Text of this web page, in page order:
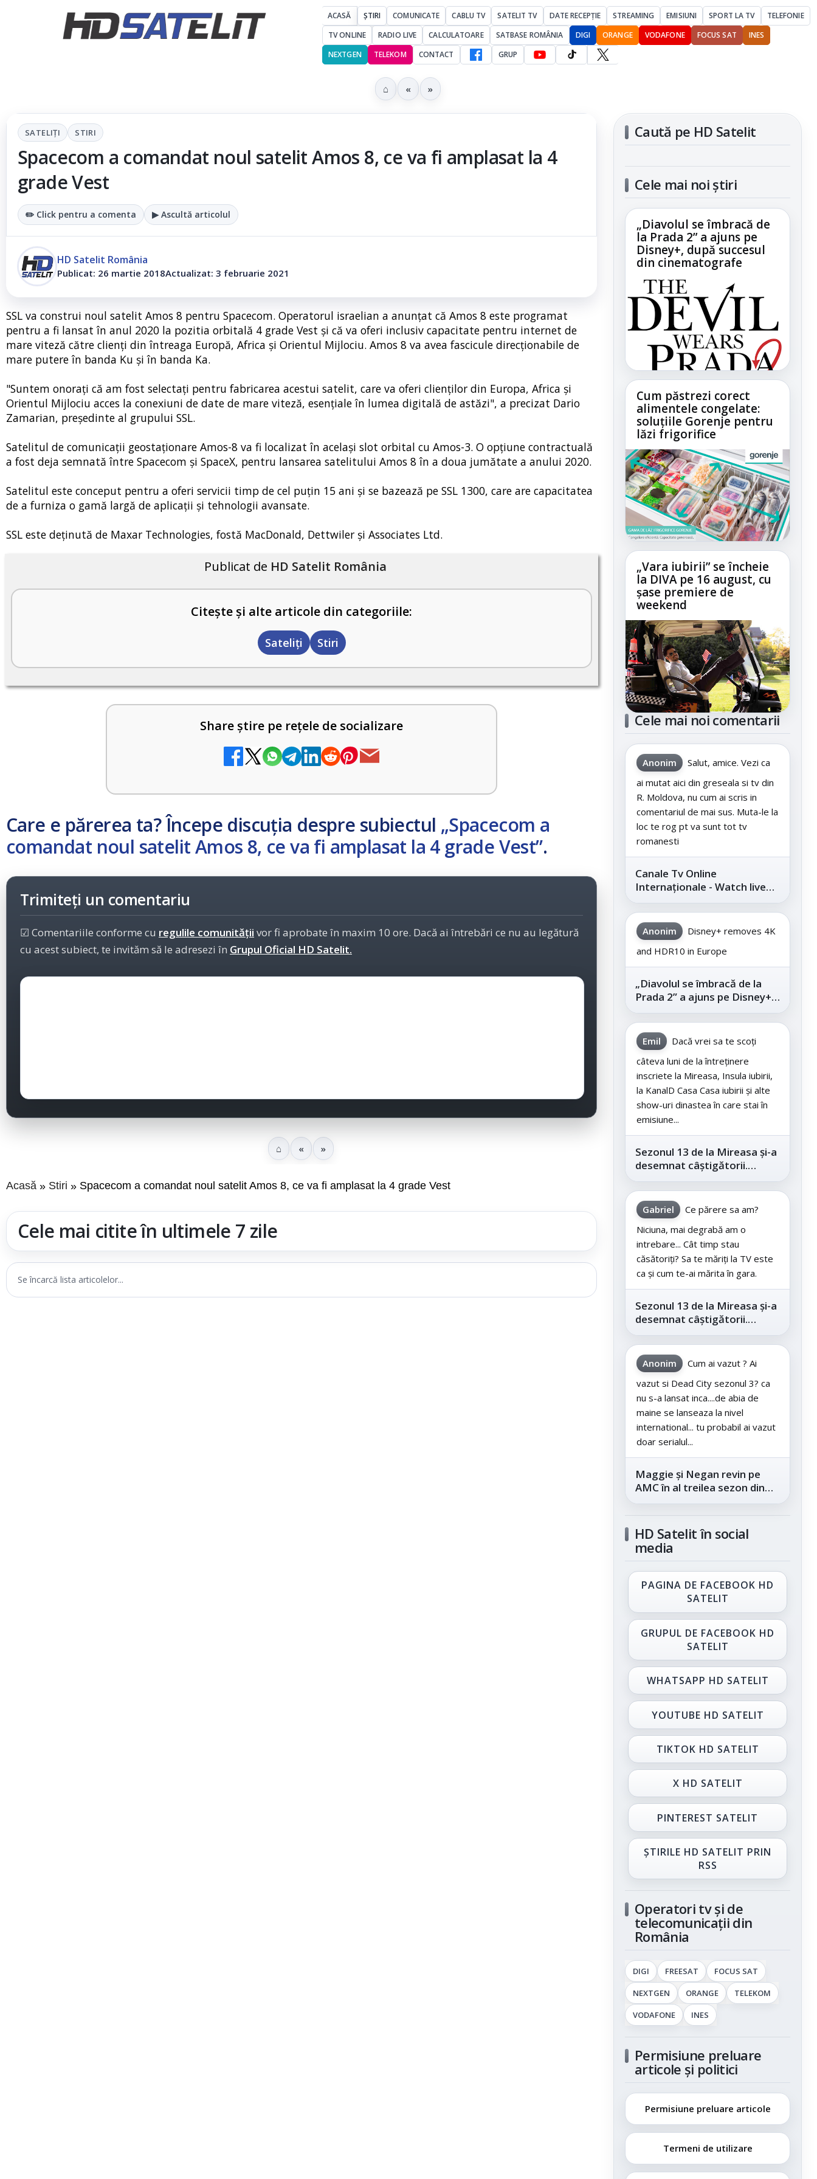
ACASĂ ȘTIRI COMUNICATE CABLU TV SATELIT TV DATE RECEPȚIE STREAMING EMISIUNI SPORT LA TV
TELEFONIE
TV ONLINE
RADIO LIVE CALCULATOARE SATBASE ROMÂNIA DIGI ORANGE VODAFONE FOCUS SAT
INES
NEXTGEN
TELEKOM CONTACT GRUP
⌂ « »
SATELIȚI STIRI
Spacecom a comandat noul satelit Amos 8, ce va fi amplasat la 4
grade Vest
✏️ Click pentru a comenta ▶ Ascultă articolul
HD Satelit România
Publicat: 26 martie 2018Actualizat: 3 februarie 2021
SSL va construi noul satelit Amos 8 pentru Spacecom. Operatorul israelian a anunțat că Amos 8 este programat
pentru a fi lansat în anul 2020 la pozitia orbitală 4 grade Vest și că va oferi inclusiv capacitate pentru internet de
mare viteză către clienți din întreaga Europă, Africa și Orientul Mijlociu. Amos 8 va avea fascicule direcționabile de
mare putere în banda Ku și în banda Ka.
"Suntem onorați că am fost selectați pentru fabricarea acestui satelit, care va oferi clienților din Europa, Africa și
Orientul Mijlociu acces la conexiuni de date de mare viteză, esențiale în lumea digitală de astăzi", a precizat Dario
Zamarian, președinte al grupului SSL.
Satelitul de comunicații geostaționare Amos-8 va fi localizat în același slot orbital cu Amos-3. O opțiune contractuală
a fost deja semnată între Spacecom și SpaceX, pentru lansarea satelitului Amos 8 în a doua jumătate a anului 2020.
Satelitul este conceput pentru a oferi servicii timp de cel puțin 15 ani și se bazează pe SSL 1300, care are capacitatea
de a furniza o gamă largă de aplicații și tehnologii avansate.
SSL este deținută de Maxar Technologies, fostă MacDonald, Dettwiler și Associates Ltd.
Publicat de HD Satelit România
Citește și alte articole din categoriile:
Sateliți Stiri
Share știre pe rețele de socializare
Care e părerea ta? Începe discuția despre subiectul „Spacecom a
comandat noul satelit Amos 8, ce va fi amplasat la 4 grade Vest”.
Trimiteți un comentariu
☑ Comentariile conforme cu regulile comunității vor fi aprobate în maxim 10 ore. Dacă ai întrebări ce nu au legătură
cu acest subiect, te invităm să le adresezi în Grupul Oficial HD Satelit.
⌂ « »
Acasă Stiri Spacecom a comandat noul satelit Amos 8, ce va fi amplasat la 4 grade Vest
Cele mai citite în ultimele 7 zile
Se încarcă lista articolelor...
Caută pe HD Satelit
Cele mai noi știri
„Diavolul se îmbracă de
la Prada 2” a ajuns pe
Disney+, după succesul
din cinematografe
Cum păstrezi corect
alimentele congelate:
soluțiile Gorenje pentru
lăzi frigorifice
„Vara iubirii” se încheie
la DIVA pe 16 august, cu
șase premiere de
weekend
Cele mai noi comentarii
Anonim
Salut, amice. Vezi ca
ai mutat aici din greseala si tv din
R. Moldova, nu cum ai scris in
comentariul de mai sus. Muta-le la
loc te rog pt va sunt tot tv
romanesti
Canale Tv Online
Internaționale - Watch live
channels legally
Anonim
Disney+ removes 4K
and HDR10 in Europe
„Diavolul se îmbracă de la
Prada 2” a ajuns pe Disney+,
după succesul din
cinematografe
Emil
Dacă vrei sa te scoți
câteva luni de la întreținere
inscriete la Mireasa, Insula iubirii,
la KanalD Casa Casa iubirii și alte
show-uri dinastea în care stai în
emisiune...
Sezonul 13 de la Mireasa și-a
desemnat câștigătorii.
Telespectatorii au decis care
este...
Gabriel
Ce părere sa am?
Niciuna, mai degrabă am o
intrebare... Cât timp stau
căsătoriți? Sa te măriți la TV este
ca și cum te-ai mărita în gara.
Sezonul 13 de la Mireasa și-a
desemnat câștigătorii.
Telespectatorii au decis care
este...
Anonim
Cum ai vazut ? Ai
vazut si Dead City sezonul 3? ca
nu s-a lansat inca....de abia de
maine se lanseaza la nivel
international... tu probabil ai vazut
doar serialul...
Maggie și Negan revin pe
AMC în al treilea sezon din
„The Walking Dead: Dead
HD Satelit în social
media
PAGINA DE FACEBOOK HD
SATELIT
GRUPUL DE FACEBOOK HD
SATELIT
WHATSAPP HD SATELIT
YOUTUBE HD SATELIT
TIKTOK HD SATELIT
X HD SATELIT
PINTEREST SATELIT
ȘTIRILE HD SATELIT PRIN
RSS
Operatori tv și de
telecomunicații din
România
DIGI FREESAT
FOCUS SAT
NEXTGEN
ORANGE
TELEKOM
VODAFONE
INES
Permisiune preluare
articole și politici
Permisiune preluare articole
Termeni de utilizare